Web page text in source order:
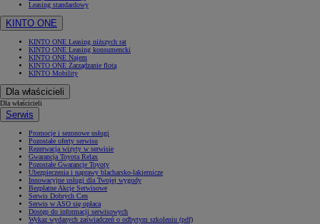
Leasing standardowy
KINTO ONE
KINTO ONE Leasing niższych rat
KINTO ONE Leasing konsumencki
KINTO ONE Najem
KINTO ONE Zarządzanie flotą
KINTO Mobility
Dla właścicieli
Dla właścicieli
Serwis
Promocje i sezonowe usługi
Pozostałe oferty serwisu
Rezerwacja wizyty w serwisie
Gwarancja Toyota Relax
Pozostałe Gwarancje Toyoty
Ubezpieczenia i naprawy blacharsko-lakiernicze
Innowacyjne usługi dla Twojej wygody
Bezpłatne Akcje Serwisowe
Serwis Dobrych Cen
Serwis w ASO się opłaca
Dostęp do informacji serwisowych
Wykaz wydanych zaświadczeń o odbytym szkoleniu (pdf)